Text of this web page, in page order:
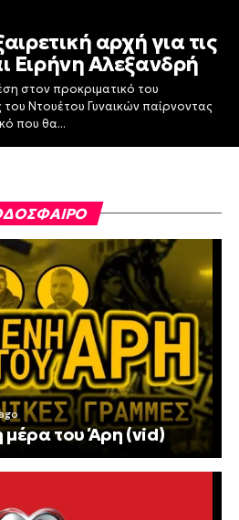
αρχή για τις
Ειρήνη Αλεξανδρή
στον προκριματικό του
Ντουέτου Γυναικών παίρνοντας
που θα...
μέρα του Άρη (vid)